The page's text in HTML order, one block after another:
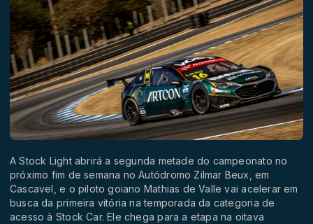
A Stock Light abrirá a segunda metade do campeonato no
próximo fim de semana no Autódromo Zilmar Beux, em
Cascavel, e o piloto goiano Mathias de Valle vai acelerar em
busca da primeira vitória na temporada da categoria de
acesso à Stock Car. Ele chega para a etapa na oitava